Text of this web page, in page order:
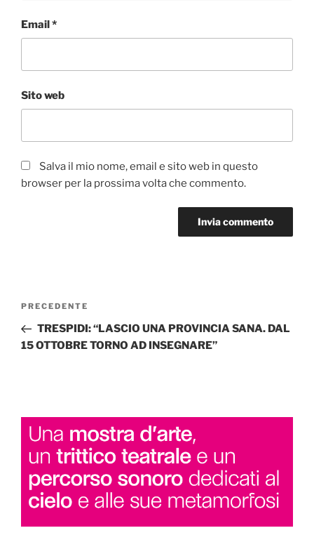
Email*
Sito web
Salva il mio nome, email e sito web in questo
browser per la prossima volta che commento.
Navigazione
Articolo
precedente:
PRECEDENTE
TRESPIDI: “LASCIO UNA PROVINCIA SANA. DAL
15 OTTOBRE TORNO AD INSEGNARE”